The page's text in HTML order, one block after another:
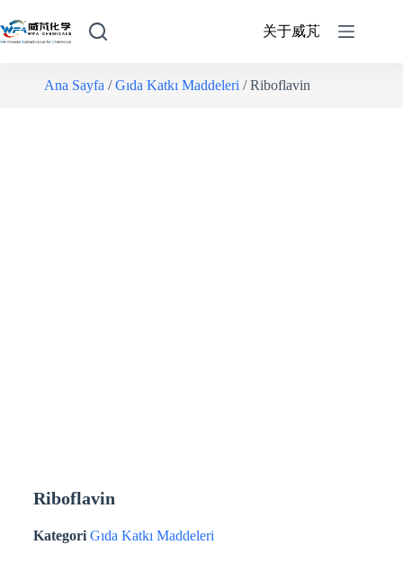
关于威芃
Ana Sayfa /Gıda Katkı Maddeleri / Riboflavin
Riboflavin
Kategori Gıda Katkı Maddeleri